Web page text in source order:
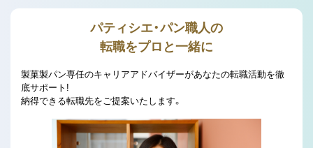
パティシエ・パン職人の
転職をプロと一緒に
製菓製パン専任のキャリアアドバイザーがあなたの転職活動を徹
底サポート!
納得できる転職先をご提案いたします。